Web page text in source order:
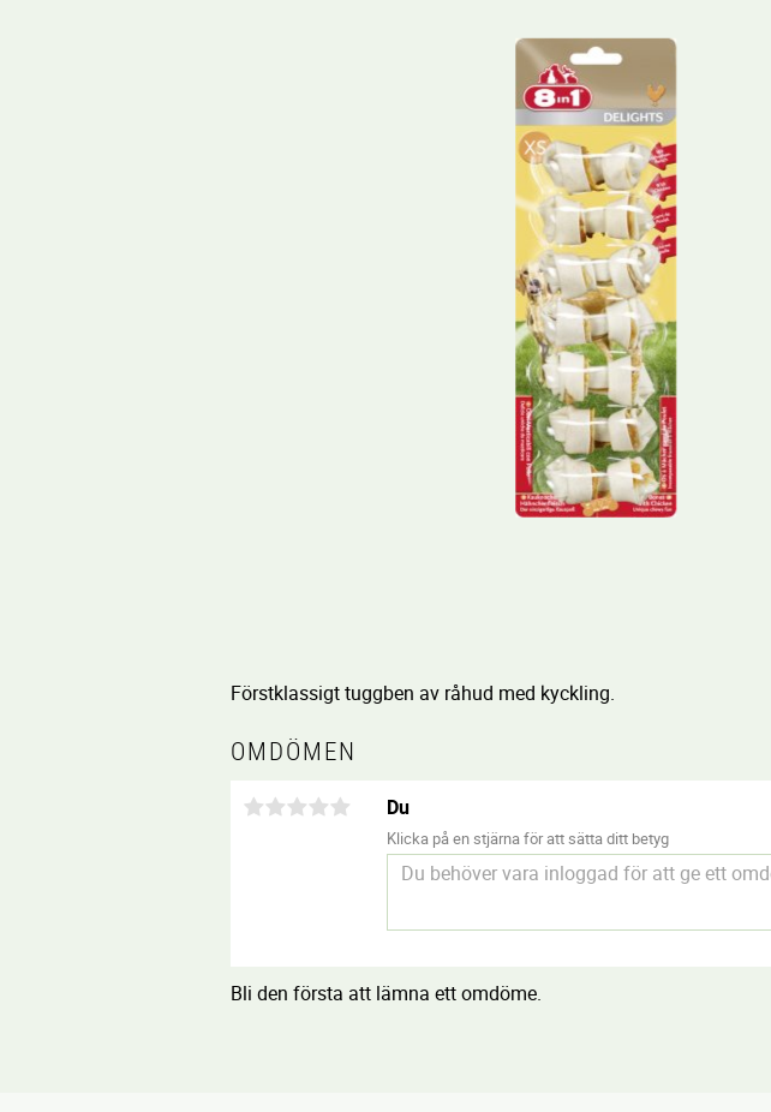
Förstklassigt tuggben av råhud med kyckling.
OMDÖMEN
Du
Klicka på en stjärna för att sätta ditt betyg
Bli den första att lämna ett omdöme.